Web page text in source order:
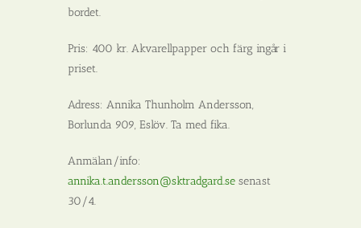
bordet.
Pris: 400 kr. Akvarellpapper och färg ingår i
priset.
Adress: Annika Thunholm Andersson,
Borlunda 909, Eslöv. Ta med fika.
Anmälan/info:
annika.t.andersson@sktradgard.se senast
30/4.